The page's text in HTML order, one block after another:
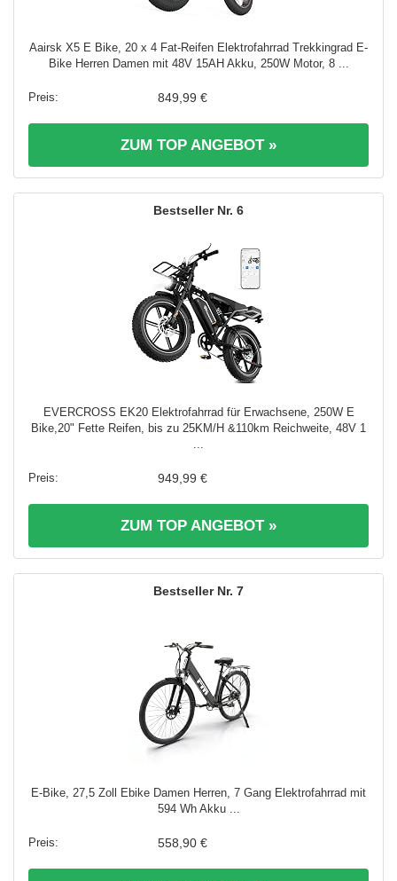
Aairsk X5 E Bike, 20 x 4 Fat-Reifen Elektrofahrrad Trekkingrad E-
Bike Herren Damen mit 48V 15AH Akku, 250W Motor, 8 ...
849,99 €
ZUM TOP ANGEBOT »
6
EVERCROSS EK20 Elektrofahrrad für Erwachsene, 250W E
Bike,20" Fette Reifen, bis zu 25KM/H &110km Reichweite, 48V 1
...
949,99 €
ZUM TOP ANGEBOT »
7
E-Bike, 27,5 Zoll Ebike Damen Herren, 7 Gang Elektrofahrrad mit
594 Wh Akku ...
558,90 €